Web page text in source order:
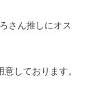
さん推しにオス
しております。